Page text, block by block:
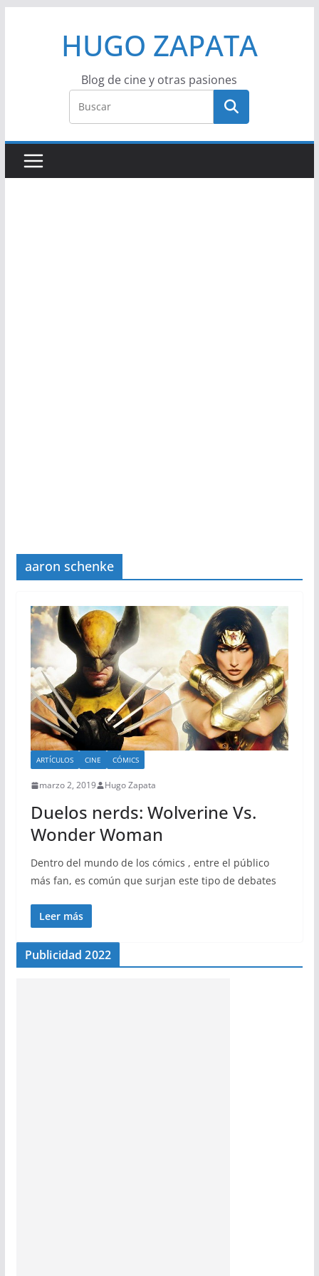
HUGO ZAPATA
Blog de cine y otras pasiones
aaron schenke
ARTÍCULOS CINE CÓMICS
marzo 2, 2019 Hugo Zapata
Duelos nerds: Wolverine Vs.
Wonder Woman
Dentro del mundo de los cómics , entre el público
más fan, es común que surjan este tipo de debates
Leer más
Publicidad 2022